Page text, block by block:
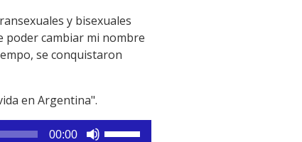
y bisexuales
poder cambiar mi nombre
se conquistaron
en Argentina".
00:00